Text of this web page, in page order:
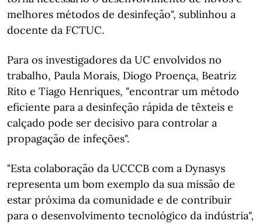
melhores métodos de desinfeção", sublinhou a
docente da FCTUC.
Para os investigadores da UC envolvidos no
trabalho, Paula Morais, Diogo Proença, Beatriz
Rito e Tiago Henriques, "encontrar um método
eficiente para a desinfeção rápida de têxteis e
calçado pode ser decisivo para controlar a
propagação de infeções".
"Esta colaboração da UCCCB com a Dynasys
representa um bom exemplo da sua missão de
estar próxima da comunidade e de contribuir
para o desenvolvimento tecnológico da indústria",